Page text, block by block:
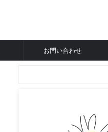
お問い合わせ